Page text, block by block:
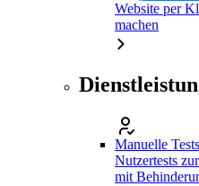
Website per
machen
Manuelle Tests
Nutzertests
mit